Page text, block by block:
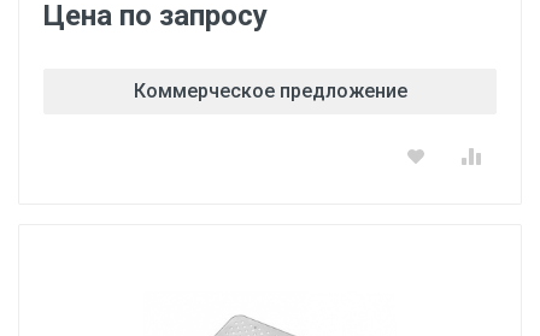
Цена по запросу
Коммерческое предложение